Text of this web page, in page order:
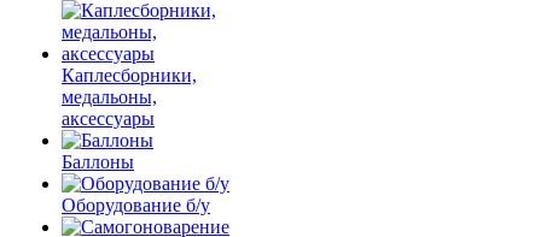
Каплесборники,
медальоны,
аксессуары
Баллоны
Оборудование б/у